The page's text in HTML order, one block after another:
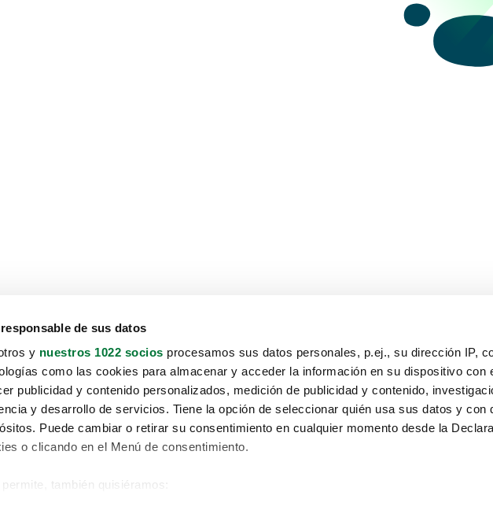
de sus datos
y nuestros 1022 socios procesamos sus datos personales, p.ej., su dirección IP,
como las cookies para almacenar y acceder la información en su dispositivo con
publicidad y contenido personalizados, medición de publicidad y contenido,
y desarrollo de servicios. Tiene la opción de seleccionar quién usa sus datos y con
Puede cambiar o retirar su consentimiento en cualquier momento desde la
o clicando en el Menú de consentimiento.
permite, también quisiéramos: